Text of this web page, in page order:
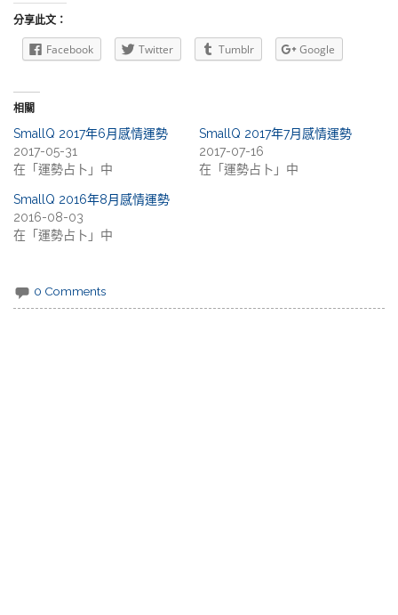
分享此文：
Facebook Twitter Tumblr Google
相關
SmallQ 2017年6月感情運勢
2017-05-31
在「運勢占卜」中
SmallQ 2017年7月感情運勢
2017-07-16
在「運勢占卜」中
SmallQ 2016年8月感情運勢
2016-08-03
在「運勢占卜」中
0 Comments